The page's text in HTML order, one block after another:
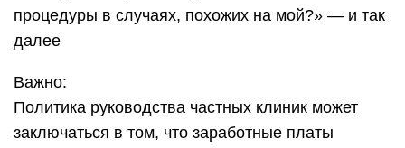
процедуры в случаях, похожих на мой?» — и так
далее
Важно:
Политика руководства частных клиник может
заключаться в том, что заработные платы